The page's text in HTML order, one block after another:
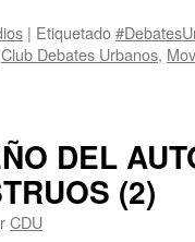
| Etiquetado
Club Debates Urbanos,
DEL
(2)
CDU